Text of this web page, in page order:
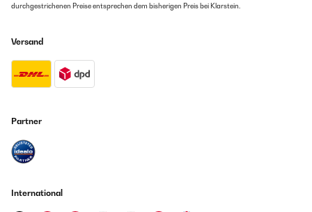
durchgestrichenen Preise entsprechen dem bisherigen Preis bei Klarstein.
Versand
Partner
International